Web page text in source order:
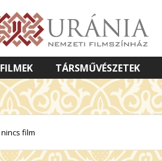
FILMEK TÁRSMŰVÉSZETEK
VETÍTETT KÉPES ELŐADÁSOK
nincs film